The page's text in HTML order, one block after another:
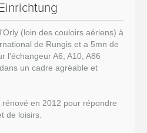
(loin des couloirs aériens) à
de Rungis et a 5mn de
l'échangeur A6, A10, A86
un cadre agréable et
en 2012 pour répondre
de loisirs.